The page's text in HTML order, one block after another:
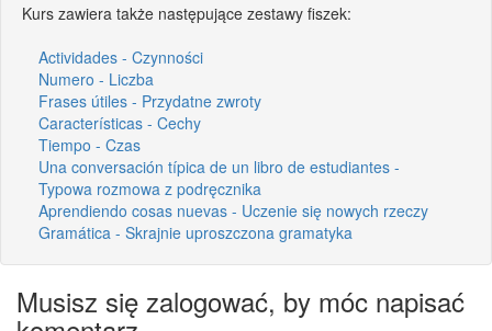
Kurs zawiera także następujące zestawy fiszek:
Actividades - Czynności
Numero - Liczba
Frases útiles - Przydatne zwroty
Características - Cechy
Tiempo - Czas
Una conversación típica de un libro de estudiantes -
Typowa rozmowa z podręcznika
Aprendiendo cosas nuevas - Uczenie się nowych rzeczy
Gramática - Skrajnie uproszczona gramatyka
Musisz się zalogować, by móc napisać